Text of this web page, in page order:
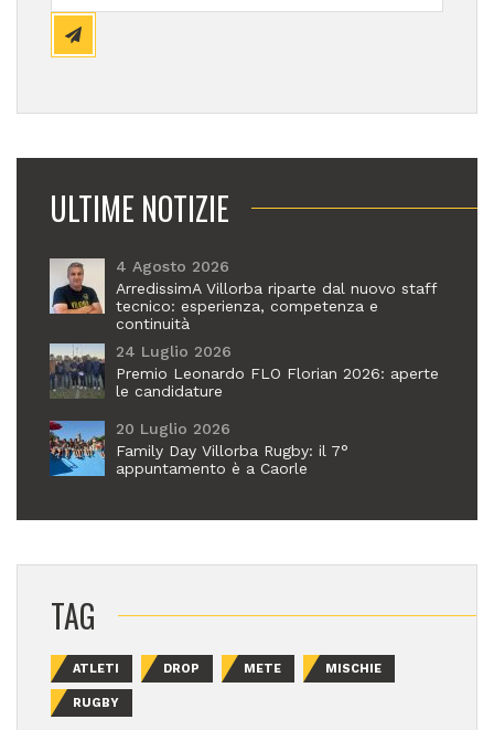
ULTIME NOTIZIE
4 Agosto 2026
ArredissimA Villorba riparte dal nuovo staff
tecnico: esperienza, competenza e
continuità
24 Luglio 2026
Premio Leonardo FLO Florian 2026: aperte
le candidature
20 Luglio 2026
Family Day Villorba Rugby: il 7°
appuntamento è a Caorle
TAG
ATLETI DROP METE MISCHIE
RUGBY